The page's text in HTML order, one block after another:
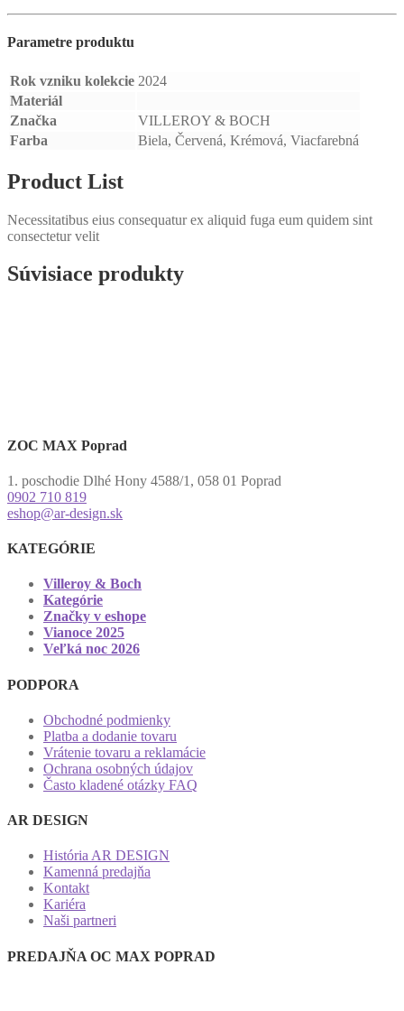
Parametre produktu
Rok vzniku kolekcie 2024
Materiál
Značka
VILLEROY & BOCH
Farba
Biela, Červená, Krémová, Viacfarebná
Product List
Necessitatibus eius consequatur ex aliquid fuga eum quidem sint
consectetur velit
Súvisiace produkty
ZOC MAX Poprad
1. poschodie Dlhé Hony 4588/1, 058 01 Poprad
0902 710 819
eshop@ar-design.sk
KATEGÓRIE
Villeroy & Boch
Kategórie
Značky v eshope
Vianoce 2025
Veľká noc 2026
PODPORA
Obchodné podmienky
Platba a dodanie tovaru
Vrátenie tovaru a reklamácie
Ochrana osobných údajov
Často kladené otázky FAQ
AR DESIGN
História AR DESIGN
Kamenná predajňa
Kontakt
Kariéra
Naši partneri
PREDAJŇA OC MAX POPRAD